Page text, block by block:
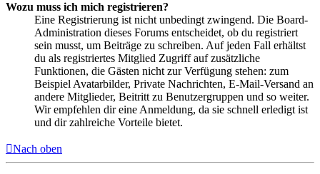
Wozu muss ich mich registrieren?
Eine Registrierung ist nicht unbedingt zwingend. Die Board-
Administration dieses Forums entscheidet, ob du registriert
sein musst, um Beiträge zu schreiben. Auf jeden Fall erhältst
du als registriertes Mitglied Zugriff auf zusätzliche
Funktionen, die Gästen nicht zur Verfügung stehen: zum
Beispiel Avatarbilder, Private Nachrichten, E-Mail-Versand an
andere Mitglieder, Beitritt zu Benutzergruppen und so weiter.
Wir empfehlen dir eine Anmeldung, da sie schnell erledigt ist
und dir zahlreiche Vorteile bietet.
Nach oben